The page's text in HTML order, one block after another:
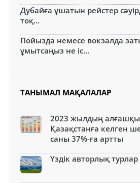
Дубайға ұшатын рейстер
тоқ...
Пойызда немесе вокзалда
ұмытсаңыз не іс...
ТАНЫМАЛ МАҚАЛАЛАР
2023 жылдың
Қазақстанға келген
саны 37%-ға артты
Үздік авторлық турлар